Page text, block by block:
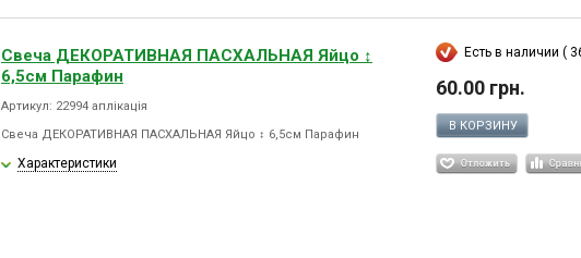
Свеча ДЕКОРАТИВНАЯ ПАСХАЛЬНАЯ Яйцо ↕
6,5см Парафин
Артикул: 22994 аплікація
Свеча ДЕКОРАТИВНАЯ ПАСХАЛЬНАЯ Яйцо ↕ 6,5см Парафин
Характеристики
Есть в наличии (
60.00 грн.
В КОРЗИНУ